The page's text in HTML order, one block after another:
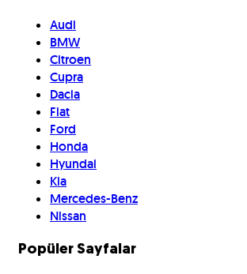
Audi
BMW
Citroen
Cupra
Dacia
Fiat
Ford
Honda
Hyundai
Kia
Mercedes-Benz
Nissan
Popüler Sayfalar